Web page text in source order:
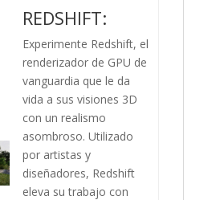
REDSHIFT:
Experimente Redshift, el
renderizador de GPU de
vanguardia que le da
vida a sus visiones 3D
con un realismo
asombroso. Utilizado
por artistas y
diseñadores, Redshift
eleva su trabajo con